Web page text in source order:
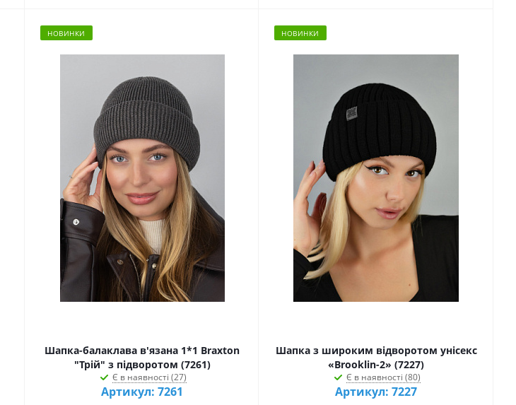
НОВИНКИ
Шапка-балаклава в'язана 1*1 Braxton
"Трій" з підворотом (7261)
Є в наявності (27)
Артикул: 7261
НОВИНКИ
Шапка з широким відворотом унісекс
«Brooklin-2» (7227)
Є в наявності (80)
Артикул: 7227